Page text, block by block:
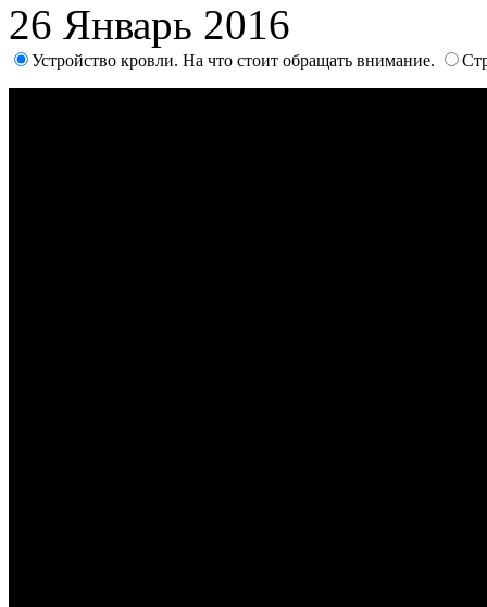
26 Январь 2016
Устройство кровли. На что стоит обращать внимание.